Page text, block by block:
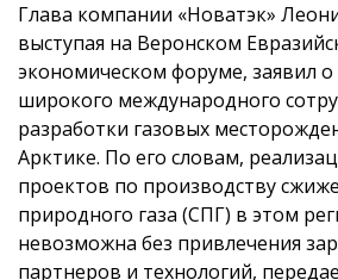
Глава компании «Новатэк»
выступая на Веронском
экономическом форуме, заявил
широкого международного
разработки газовых
Арктике. По его словам,
проектов по производству
природного газа (СПГ) в этом
невозможна без привлечения
партнеров и технологий,